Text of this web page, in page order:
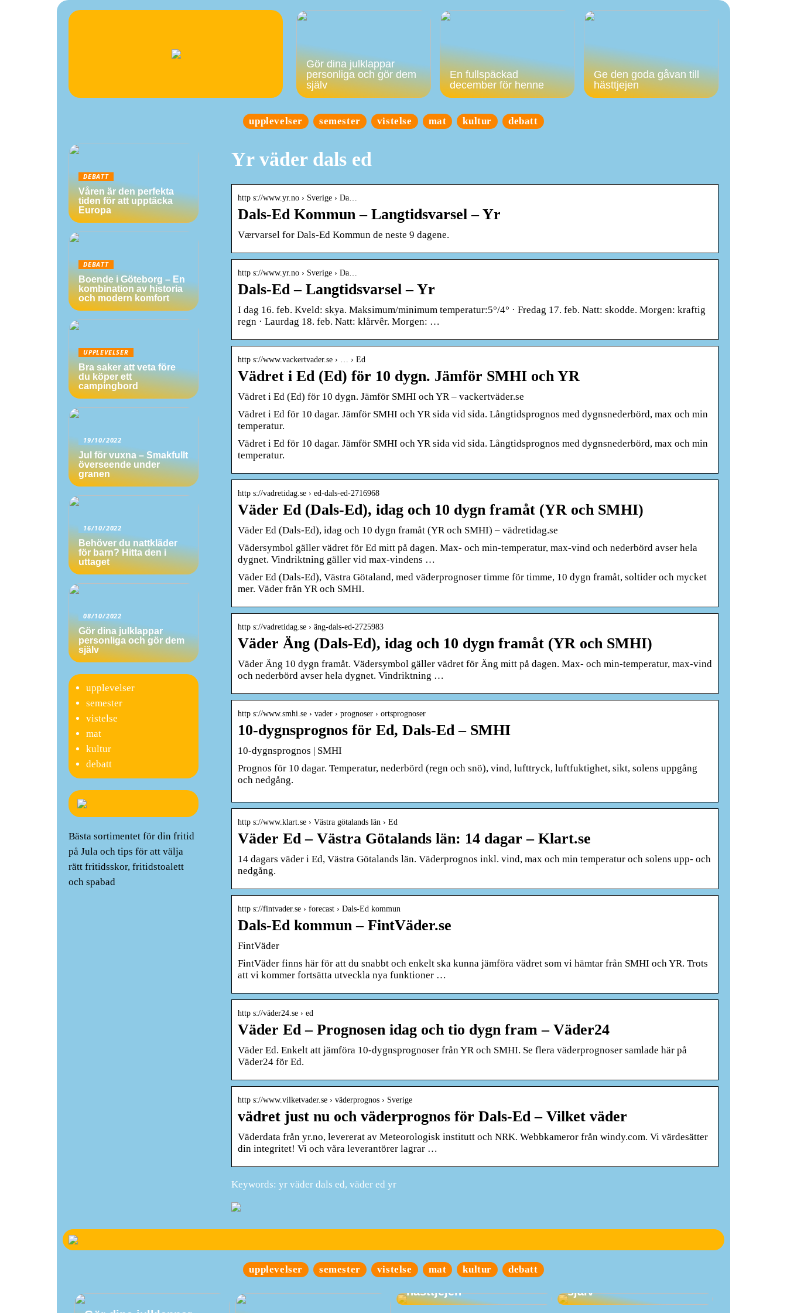
Gör dina julklappar
personliga och gör dem
själv
En fullspäckad
december för henne
Ge den goda gåvan till
hästtjejen
upplevelser semester vistelse mat kultur debatt
Yr väder dals ed
http s://www.yr.no › Sverige › Da…
Dals-Ed Kommun – Langtidsvarsel – Yr
Værvarsel for Dals-Ed Kommun de neste 9 dagene.
http s://www.yr.no › Sverige › Da…
Dals-Ed – Langtidsvarsel – Yr
I dag 16. feb. Kveld: skya. Maksimum/minimum temperatur:5°/4° · Fredag 17. feb. Natt: skodde. Morgen: kraftig
regn · Laurdag 18. feb. Natt: klårvêr. Morgen: …
http s://www.vackertvader.se › … › Ed
Vädret i Ed (Ed) för 10 dygn. Jämför SMHI och YR
Vädret i Ed (Ed) för 10 dygn. Jämför SMHI och YR – vackertväder.se
Vädret i Ed för 10 dagar. Jämför SMHI och YR sida vid sida. Långtidsprognos med dygnsnederbörd, max och min
temperatur.
Vädret i Ed för 10 dagar. Jämför SMHI och YR sida vid sida. Långtidsprognos med dygnsnederbörd, max och min
temperatur.
http s://vadretidag.se › ed-dals-ed-2716968
Väder Ed (Dals-Ed), idag och 10 dygn framåt (YR och SMHI)
Väder Ed (Dals-Ed), idag och 10 dygn framåt (YR och SMHI) – vädretidag.se
Vädersymbol gäller vädret för Ed mitt på dagen. Max- och min-temperatur, max-vind och nederbörd avser hela
dygnet. Vindriktning gäller vid max-vindens …
Väder Ed (Dals-Ed), Västra Götaland, med väderprognoser timme för timme, 10 dygn framåt, soltider och mycket
mer. Väder från YR och SMHI.
http s://vadretidag.se › äng-dals-ed-2725983
Väder Äng (Dals-Ed), idag och 10 dygn framåt (YR och SMHI)
Väder Äng 10 dygn framåt. Vädersymbol gäller vädret för Äng mitt på dagen. Max- och min-temperatur, max-vind
och nederbörd avser hela dygnet. Vindriktning …
http s://www.smhi.se › vader › prognoser › ortsprognoser
10-dygnsprognos för Ed, Dals-Ed – SMHI
10-dygnsprognos | SMHI
Prognos för 10 dagar. Temperatur, nederbörd (regn och snö), vind, lufttryck, luftfuktighet, sikt, solens uppgång
och nedgång.
http s://www.klart.se › Västra götalands län › Ed
Väder Ed – Västra Götalands län: 14 dagar – Klart.se
14 dagars väder i Ed, Västra Götalands län. Väderprognos inkl. vind, max och min temperatur och solens upp- och
nedgång.
http s://fintvader.se › forecast › Dals-Ed kommun
Dals-Ed kommun – FintVäder.se
FintVäder
FintVäder finns här för att du snabbt och enkelt ska kunna jämföra vädret som vi hämtar från SMHI och YR. Trots
att vi kommer fortsätta utveckla nya funktioner …
http s://väder24.se › ed
Väder Ed – Prognosen idag och tio dygn fram – Väder24
Väder Ed. Enkelt att jämföra 10-dygnsprognoser från YR och SMHI. Se flera väderprognoser samlade här på
Väder24 för Ed.
http s://www.vilketvader.se › väderprognos › Sverige
vädret just nu och väderprognos för Dals-Ed – Vilket väder
Väderdata från yr.no, levererat av Meteorologisk institutt och NRK. Webbkameror från windy.com. Vi värdesätter
din integritet! Vi och våra leverantörer lagrar …
Keywords: yr väder dals ed, väder ed yr
DEBATT
Våren är den perfekta
tiden för att upptäcka
Europa
DEBATT
Boende i Göteborg – En
kombination av historia
och modern komfort
UPPLEVELSER
Bra saker att veta före
du köper ett
campingbord
19/10/2022
Jul för vuxna – Smakfullt
överseende under
granen
16/10/2022
Behöver du nattkläder
för barn? Hitta den i
uttaget
08/10/2022
Gör dina julklappar
personliga och gör dem
själv
upplevelser
semester
vistelse
mat
kultur
debatt
Bästa sortimentet för din fritid
på Jula och tips för att välja
rätt fritidsskor, fritidstoalett
och spabad
upplevelser semester vistelse mat kultur debatt
Ge den goda gåvan till
hästtjejen
själv